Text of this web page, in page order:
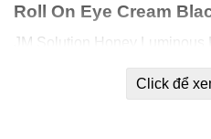
Roll On Eye Cream
JM Solution Honey Luminous
Eye Cream Black là sản
ẩm chuyên sâu, đặc biệt
Click để